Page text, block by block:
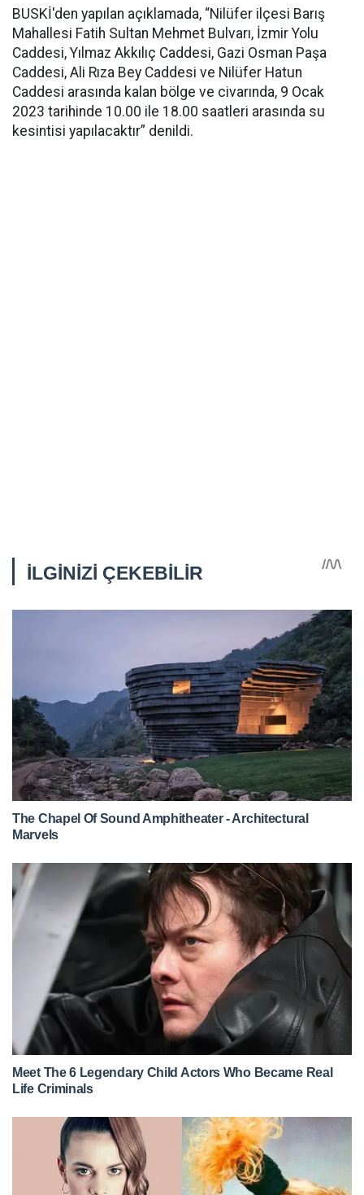
BUSKİ'den yapılan açıklamada, “Nilüfer ilçesi Barış
Mahallesi Fatih Sultan Mehmet Bulvarı, İzmir Yolu
Caddesi, Yılmaz Akkılıç Caddesi, Gazi Osman Paşa
Caddesi, Ali Rıza Bey Caddesi ve Nilüfer Hatun
Caddesi arasında kalan bölge ve civarında, 9 Ocak
2023 tarihinde 10.00 ile 18.00 saatleri arasında su
kesintisi yapılacaktır” denildi.